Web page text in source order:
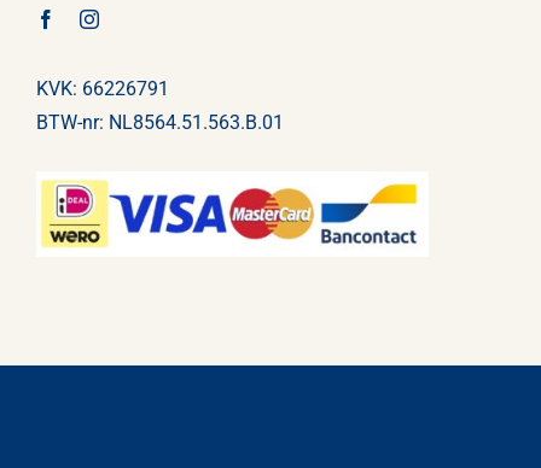
KVK: 66226791
BTW-nr: NL8564.51.563.B.01